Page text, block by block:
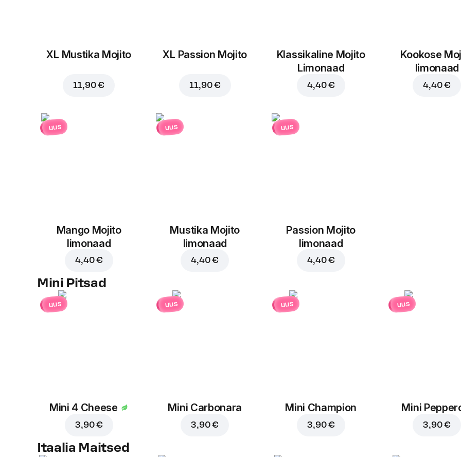
XL Mustika Mojito
11,90 €
XL Passion Mojito
11,90 €
Klassikaline Mojito
Limonaad
4,40 €
Kookose
limonaad
4,40 €
uus
Mango Mojito
limonaad
4,40 €
uus
Mustika Mojito
limonaad
4,40 €
uus
Passion Mojito
limonaad
4,40 €
Mini Pitsad
uus
Mini 4 Cheese
3,90 €
uus
Mini Carbonara
3,90 €
uus
Mini Champion
3,90 €
uus
Mini
3,90 €
Itaalia Maitsed